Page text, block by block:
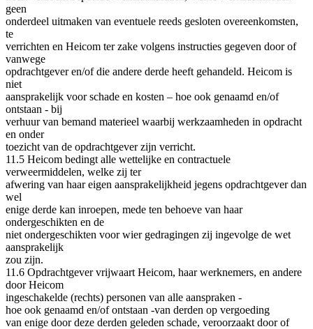
geen
onderdeel uitmaken van eventuele reeds gesloten overeenkomsten,
te
verrichten en Heicom ter zake volgens instructies gegeven door of
vanwege
opdrachtgever en/of die andere derde heeft gehandeld. Heicom is
niet
aansprakelijk voor schade en kosten – hoe ook genaamd en/of
ontstaan - bij
verhuur van bemand materieel waarbij werkzaamheden in opdracht
en onder
toezicht van de opdrachtgever zijn verricht.
11.5 Heicom bedingt alle wettelijke en contractuele
verweermiddelen, welke zij ter
afwering van haar eigen aansprakelijkheid jegens opdrachtgever dan
wel
enige derde kan inroepen, mede ten behoeve van haar
ondergeschikten en de
niet ondergeschikten voor wier gedragingen zij ingevolge de wet
aansprakelijk
zou zijn.
11.6 Opdrachtgever vrijwaart Heicom, haar werknemers, en andere
door Heicom
ingeschakelde (rechts) personen van alle aanspraken -
hoe ook genaamd en/of ontstaan -van derden op vergoeding
van enige door deze derden geleden schade, veroorzaakt door of